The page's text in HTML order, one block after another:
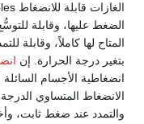
بتغير درجة الحرارة. إن
انضغاطية الأجسام
الانضغاط المتساوي
والتمدد عند ضغط ثابت،